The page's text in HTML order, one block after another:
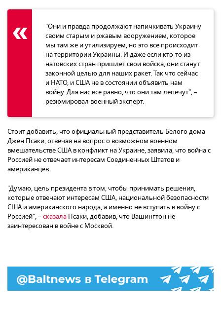
"Они и правда продолжают напичкивать Украину
своим старым и ржавым вооружением, которое
мы там же и утилизируем, но это все происходит
на территории Украины. И даже если кто-то из
натовских стран пришлет свои войска, они станут
законной целью для наших ракет. Так что сейчас
и НАТО, и США не в состоянии объявить нам
войну. Для нас все равно, что они там лепечут", –
резюмировал военный эксперт.
Стоит добавить, что официальный представитель Белого дома
Джен Псаки, отвечая на вопрос о возможном военном
вмешательстве США в конфликт на Украине, заявила, что война с
Россией не отвечает интересам Соединенных Штатов и
американцев.
"Думаю, цель президента в том, чтобы принимать решения,
которые отвечают интересам США, национальной безопасности
США и американского народа, а именно не вступать в войну с
Россией", – сказала Псаки, добавив, что Вашингтон не
заинтересован в войне с Москвой.